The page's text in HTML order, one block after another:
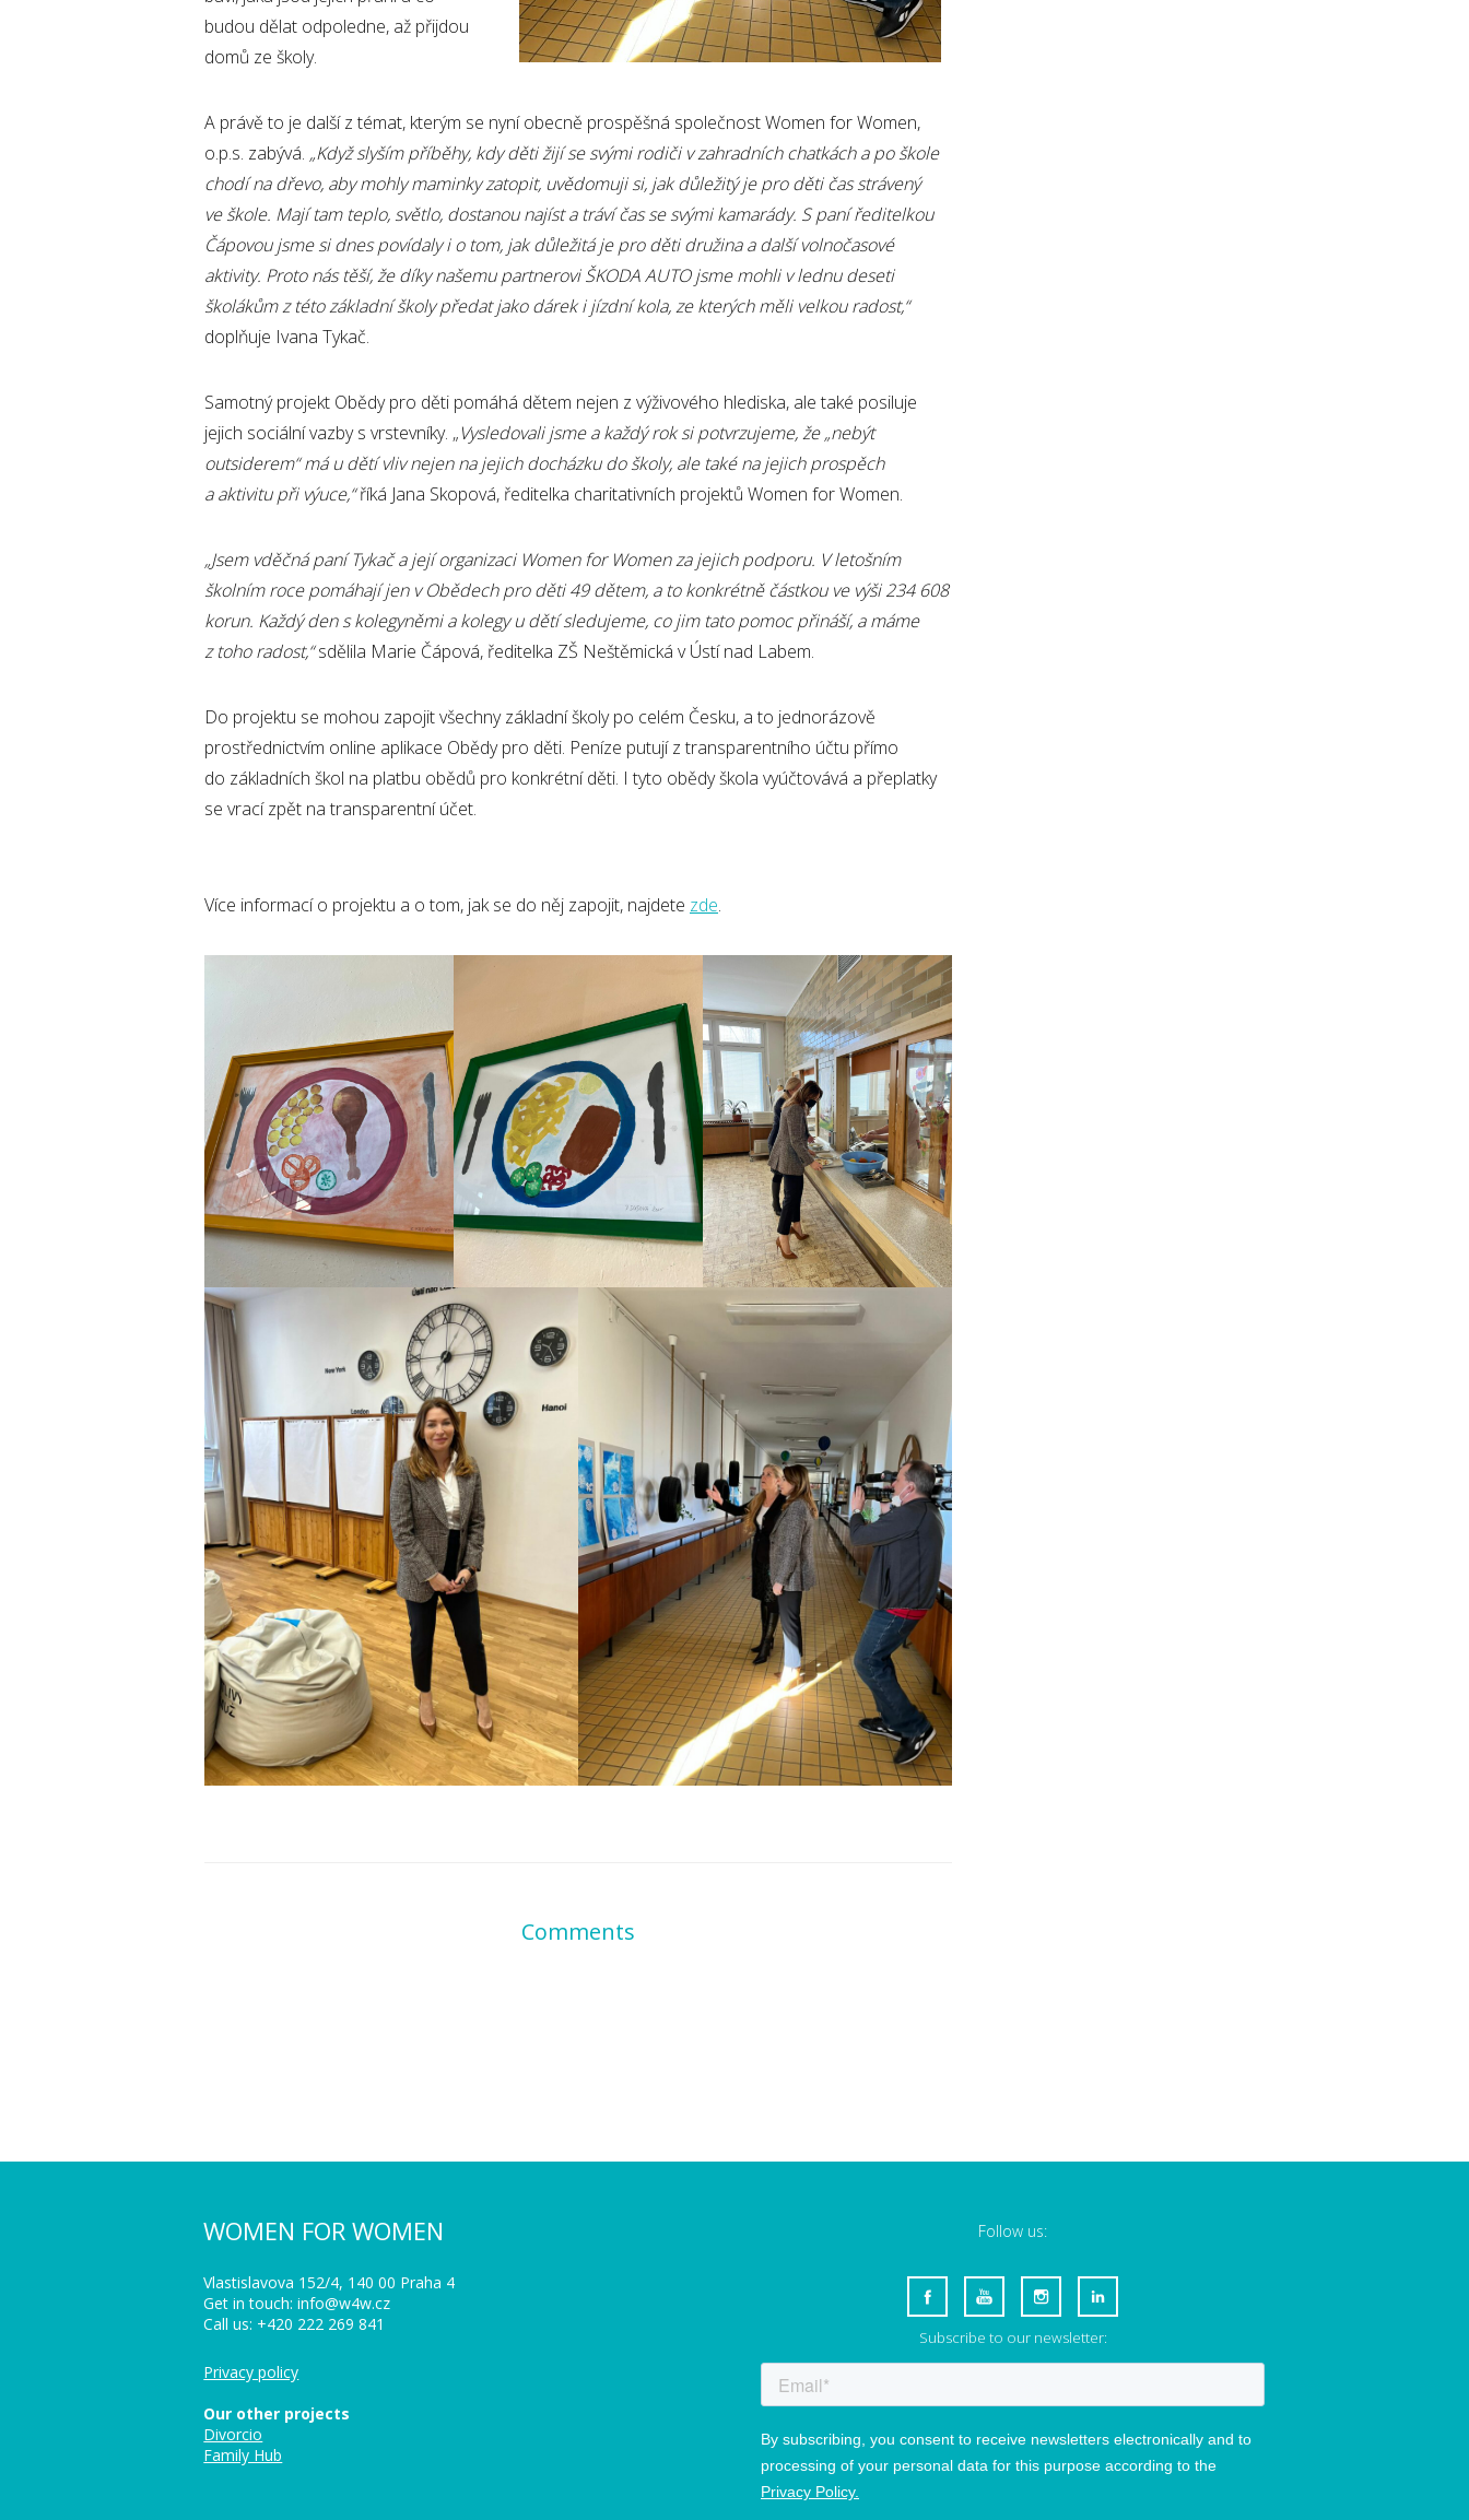
budou dělat odpoledne, až přijdou
domů ze školy.
A právě to je další z témat, kterým se nyní obecně prospěšná společnost Women for Women,
o.p.s. zabývá. „Když slyším příběhy, kdy děti žijí se svými rodiči v zahradních chatkách a po škole
chodí na dřevo, aby mohly maminky zatopit, uvědomuji si, jak důležitý je pro děti čas strávený
ve škole. Mají tam teplo, světlo, dostanou najíst a tráví čas se svými kamarády. S paní ředitelkou
Čápovou jsme si dnes povídaly i o tom, jak důležitá je pro děti družina a další volnočasové
aktivity. Proto nás těší, že díky našemu partnerovi ŠKODA AUTO jsme mohli v lednu deseti
školákům z této základní školy předat jako dárek i jízdní kola, ze kterých měli velkou radost,“
doplňuje Ivana Tykač.
Samotný projekt Obědy pro děti pomáhá dětem nejen z výživového hlediska, ale také posiluje
jejich sociální vazby s vrstevníky. „Vysledovali jsme a každý rok si potvrzujeme, že„nebýt
outsiderem“má u dětí vliv nejen na jejich docházku do školy, ale také na jejich prospěch
a aktivitu při výuce,“ říká Jana Skopová, ředitelka charitativních projektů Women for Women.
„Jsem vděčná paní Tykač a její organizaci Women for Women za jejich podporu. V letošním
školním roce pomáhají jen v Obědech pro děti 49 dětem, a to konkrétně částkou ve výši 234 608
korun. Každý den s kolegyněmi a kolegy u dětí sledujeme, co jim tato pomoc přináší, amáme
z toho radost,“sdělila Marie Čápová, ředitelka ZŠ Neštěmická v Ústí nad Labem.
Do projektu se mohou zapojit všechny základní školy po celém Česku, a to jednorázově
prostřednictvím online aplikace Obědy pro děti. Peníze putují z transparentního účtu přímo
do základních škol na platbu obědů pro konkrétní děti. I tyto obědy škola vyúčtovává a přeplatky
se vrací zpět na transparentní účet.
Více informací o projektu a o tom, jak se do něj zapojit, najdete zde.
Comments
WOMEN FOR WOMEN
Vlastislavova 152/4, 140 00 Praha 4
Get in touch: info@w4w.cz
Call us: +420 222 269 841
Privacy policy
Our other projects
Divorcio
Family Hub
Follow us:
Subscribe to our newsletter: